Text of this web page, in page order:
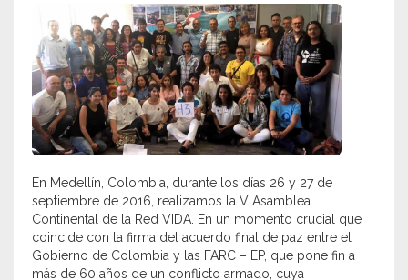
En Medellín, Colombia, durante los días 26 y 27 de
septiembre de 2016, realizamos la V Asamblea
Continental de la Red VIDA. En un momento crucial que
coincide con la firma del acuerdo final de paz entre el
Gobierno de Colombia y las FARC – EP, que pone fin a
más de 60 años de un conflicto armado, cuya